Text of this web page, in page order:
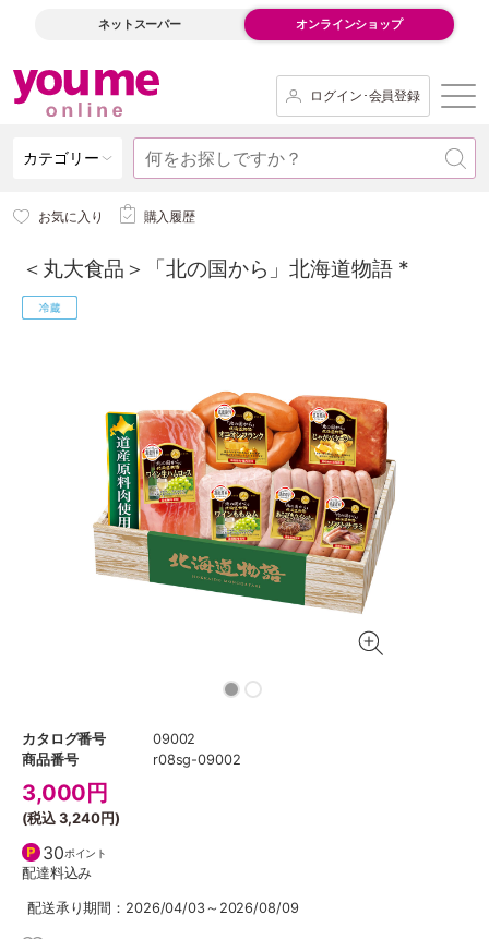
ネットスーパー オンラインショップ
ログイン･会員登録
カテゴリー
お気に入り 購入履歴
＜丸大食品＞「北の国から」北海道物語 *
カタログ番号
09002
商品番号
r08sg-09002
3,000 円
(税込3,240円)
30ポイント
配達料込み
配送承り期間：2026/04/03～2026/08/09